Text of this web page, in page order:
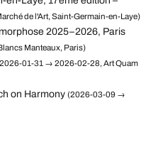
de l'Art, Saint-Germain-en-Laye)
2025–2026, Paris
Manteaux, Paris)
01-31 → 2026-02-28, Art Quam
on Harmony (2026-03-09 →